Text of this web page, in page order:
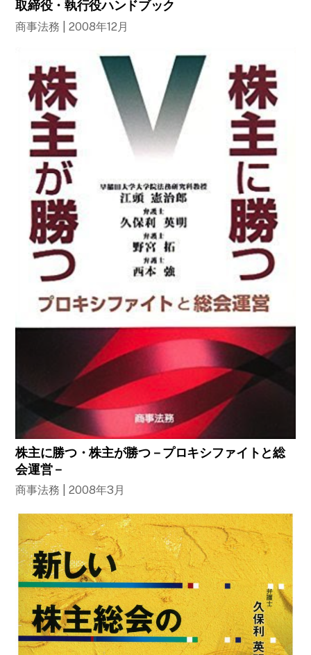
取締役・執行役ハンドブック
商事法務 | 2008年12月
株主に勝つ・株主が勝つ－プロキシファイトと総
会運営－
商事法務 | 2008年3月
B
c